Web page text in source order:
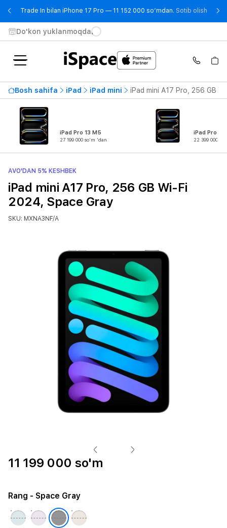
Trade In bilan iPhone 17 Pro — 11 152 000 so‘mdan. Sotib olish-
Do'kon yuklanmoqda
Bosh sahifa iPad iPad mini iPad mini A17 Pro, 256 GB
iPad Pro 13 M5
27 199 000 so'm 'dan
iPad Pro 11
22 399 000
AVO'DAN 5% KESHBEK
iPad mini A17 Pro, 256 GB Wi-Fi
2024, Space Gray
SKU: MXNA3NF/A
11 199 000 so'm
Rang - Space Gray